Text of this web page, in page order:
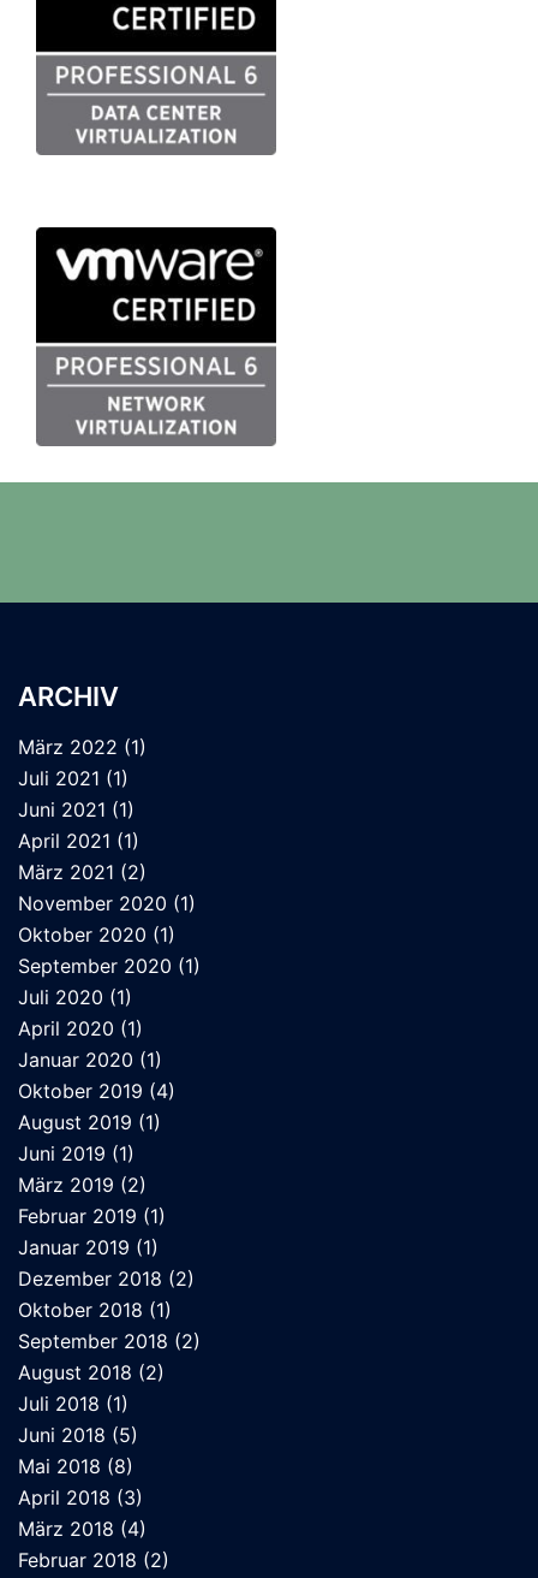
ARCHIV
März 2022 (1)
Juli 2021 (1)
Juni 2021 (1)
April 2021 (1)
März 2021 (2)
November 2020 (1)
Oktober 2020 (1)
September 2020 (1)
Juli 2020 (1)
April 2020 (1)
Januar 2020 (1)
Oktober 2019 (4)
August 2019 (1)
Juni 2019 (1)
März 2019 (2)
Februar 2019 (1)
Januar 2019 (1)
Dezember 2018 (2)
Oktober 2018 (1)
September 2018 (2)
August 2018 (2)
Juli 2018 (1)
Juni 2018 (5)
Mai 2018 (8)
April 2018 (3)
März 2018 (4)
Februar 2018 (2)